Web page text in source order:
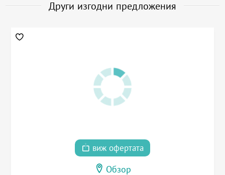
Други изгодни предложения
виж офертата
Обзор